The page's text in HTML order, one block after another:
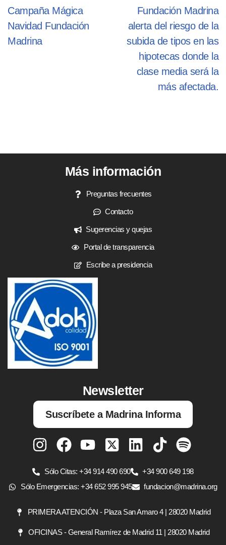
Campaña Mágica
Navidad Fundación
Madrina
Fundación Madrina
alerta del riesgo de la
subida de tipos en las
hipotecas donde la
clase media será la
más afectada.
Más información
Preguntas frecuentes
Contacto
Sugerencias y quejas
Portal de transparencia
Escribe a presidencia
Newsletter
Suscríbete a Madrina Informa
Sólo Citas: +34 914 490 690
+34 900 649 198
Sólo Emergencias: +34 652 995 945
fundacion@madrina.org
PRIMERA ATENCIÓN - Plaza San Amaro 4 | 28020 Madrid
OFICINAS - General Ramírez de Madrid 11 | 28020 Madrid